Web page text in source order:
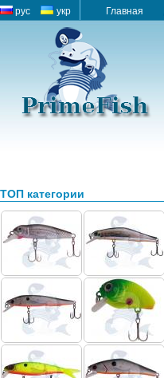
рус укр Главная
ТОП категории